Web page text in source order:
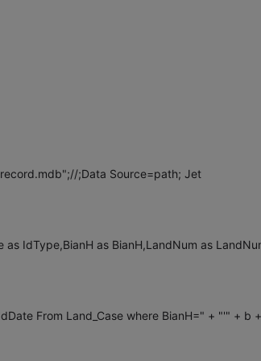
;Data Source=path; Jet
IdType,BianH as BianH,LandNum as
From Land_Case where BianH=" + "'" + b